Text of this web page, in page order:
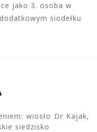
jako 3. osoba w
siodełku
wiosło Dr Kajak,
siedzisko